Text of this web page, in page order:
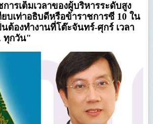
ารเต็มเวลาของผู้บริหารระดับสูง
บเท่าอธิบดีหรือข้าราชการซี 10 ใน
ต้องทำงานที่โต๊ะจันทร์-ศุกร์ เวลา
ทุกวัน"